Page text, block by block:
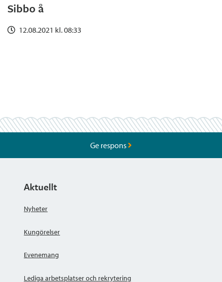
Sibbo å
12.08.2021 kl. 08:33
Ge respons
Aktuellt
Nyheter
Kungörelser
Evenemang
Lediga arbetsplatser och rekrytering